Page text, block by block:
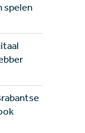
spelen